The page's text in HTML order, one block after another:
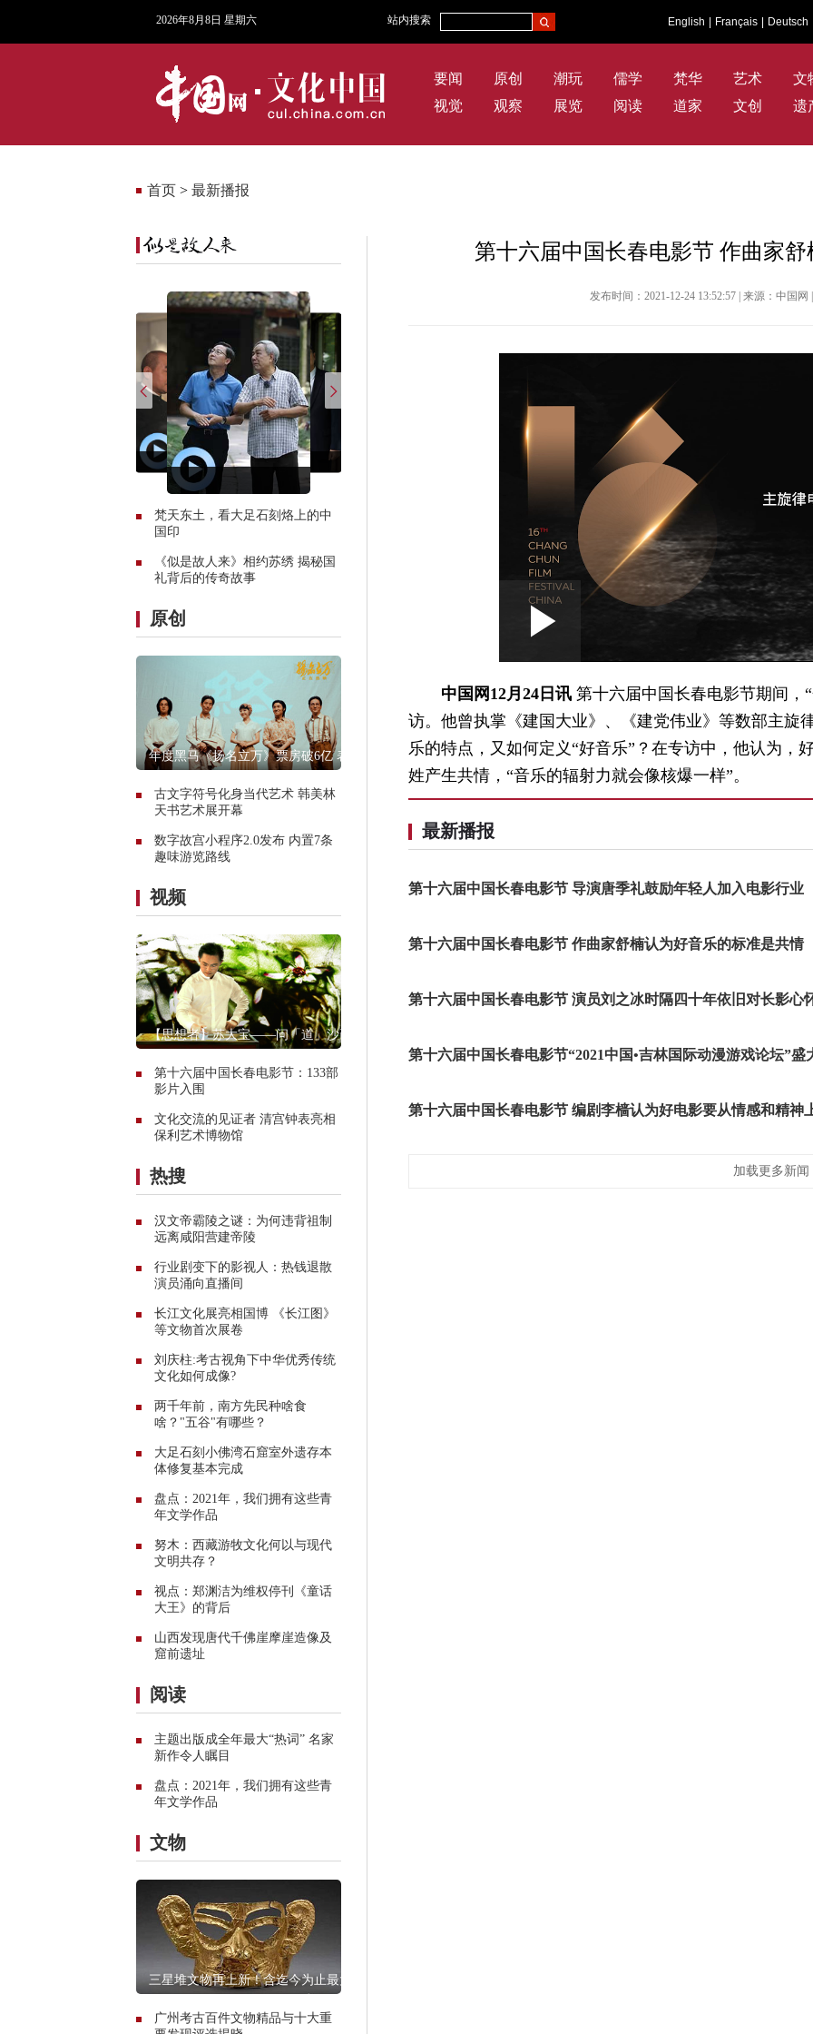
2026年8月8日 星期六 站内搜索 English Français Deutsch
要闻 原创 潮玩 儒学 梵华 艺术
文
视觉
观察 展览 阅读 道家 文创 遗
首页 > 最新播报
梵天东土，看大足石刻烙上的中
国印
《似是故人来》相约苏绣 揭秘国
礼背后的传奇故事
原创
年度黑马《扬名立万》票房破6亿 表
古文字符号化身当代艺术 韩美林
天书艺术展开幕
数字故宫小程序2.0发布 内置7条
趣味游览路线
视频
【思想者】苏大宝——问「道」沙画
第十六届中国长春电影节：133部
影片入围
文化交流的见证者 清宫钟表亮相
保利艺术博物馆
热搜
汉文帝霸陵之谜：为何违背祖制
远离咸阳营建帝陵
行业剧变下的影视人：热钱退散
演员涌向直播间
长江文化展亮相国博 《长江图》
等文物首次展卷
刘庆柱:考古视角下中华优秀传统
文化如何成像?
两千年前，南方先民种啥食
啥？"五谷"有哪些？
大足石刻小佛湾石窟室外遗存本
体修复基本完成
盘点：2021年，我们拥有这些青
年文学作品
努木：西藏游牧文化何以与现代
文明共存？
视点：郑渊洁为维权停刊《童话
大王》的背后
山西发现唐代千佛崖摩崖造像及
窟前遗址
阅读
主题出版成全年最大“热词” 名家
新作令人瞩目
盘点：2021年，我们拥有这些青
年文学作品
文物
三星堆文物再上新！含迄今为止最大
广州考古百件文物精品与十大重
第十六届中国长春电影节 作曲家
发布时间：2021-12-24 13:52:57 | 来源：中国
Play
Video
中国网12月24日讯 第十六届中国长春电影节期间，
访。 他曾执掌《建国大业》、《建党伟业》等数部主旋
乐的特点，又如何定义“好音乐”？在专访中，他认为
姓产生共情，“音乐的辐射力就会像核爆一样”。
最新播报
第十六届中国长春电影节 导演唐季礼鼓励年轻人加入电影行业
第十六届中国长春电影节 作曲家舒楠认为好音乐的标准是共情
第十六届中国长春电影节 演员刘之冰时隔四十年依旧对长影心
第十六届中国长春电影节“2021中国•吉林国际动漫游戏论坛”盛
第十六届中国长春电影节 编剧李樯认为好电影要从情感和精神
加载更多新闻